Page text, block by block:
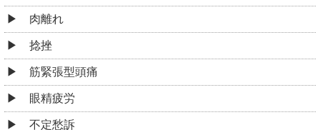
肉離れ
捻挫
筋緊張型頭痛
眼精疲労
不定愁訴